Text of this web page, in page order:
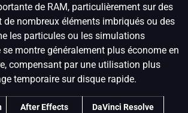
de RAM, particulièrement sur des
de nombreux éléments imbriqués ou des
les particules ou les simulations
se montre généralement plus économe en
compensant par une utilisation plus
temporaire sur disque rapide.
After Effects
DaVinci Resolve